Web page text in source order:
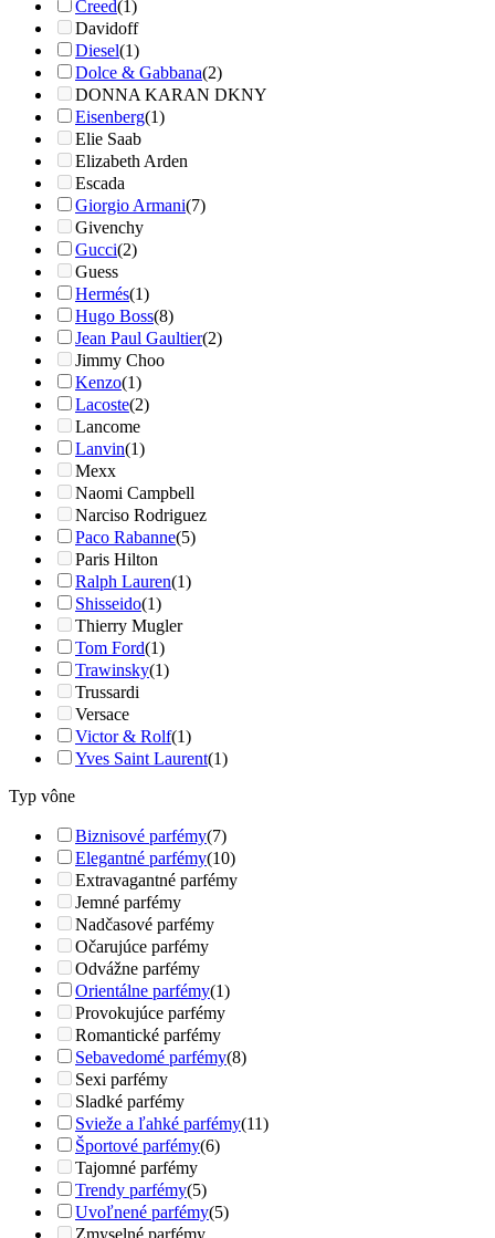
Creed(1)
Davidoff
Diesel(1)
Dolce & Gabbana(2)
DONNA KARAN DKNY
Eisenberg(1)
Elie Saab
Elizabeth Arden
Escada
Giorgio Armani(7)
Givenchy
Gucci(2)
Guess
Hermés(1)
Hugo Boss(8)
Jean Paul Gaultier(2)
Jimmy Choo
Kenzo(1)
Lacoste(2)
Lancome
Lanvin(1)
Mexx
Naomi Campbell
Narciso Rodriguez
Paco Rabanne(5)
Paris Hilton
Ralph Lauren(1)
Shisseido(1)
Thierry Mugler
Tom Ford(1)
Trawinsky(1)
Trussardi
Versace
Victor & Rolf(1)
Yves Saint Laurent(1)
Typ vône
Biznisové parfémy(7)
Elegantné parfémy(10)
Extravagantné parfémy
Jemné parfémy
Nadčasové parfémy
Očarujúce parfémy
Odvážne parfémy
Orientálne parfémy(1)
Provokujúce parfémy
Romantické parfémy
Sebavedomé parfémy(8)
Sexi parfémy
Sladké parfémy
Svieže a ľahké parfémy(11)
Športové parfémy(6)
Tajomné parfémy
Trendy parfémy(5)
Uvoľnené parfémy(5)